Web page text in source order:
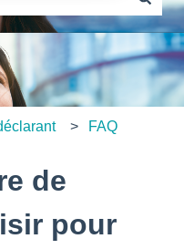
champ de recherche
FAQ
de
pour